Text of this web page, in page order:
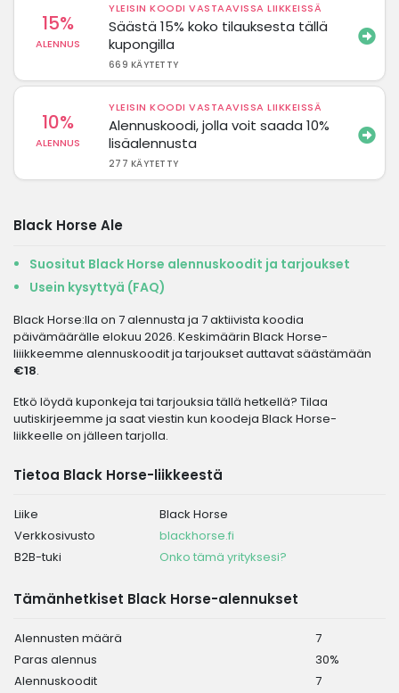
15%
ALENNUS
YLEISIN KOODI VASTAAVISSA LIIKKEISSÄ
Säästä 15% koko tilauksesta tällä
kupongilla
669 KÄYTETTY
10%
ALENNUS
YLEISIN KOODI VASTAAVISSA LIIKKEISSÄ
Alennuskoodi, jolla voit saada 10%
lisäalennusta
277 KÄYTETTY
Black Horse Ale
Suositut Black Horse alennuskoodit ja tarjoukset
Usein kysyttyä (FAQ)
Black Horse:lla on 7 alennusta ja 7 aktiivista koodia
päivämäärälle elokuu 2026. Keskimäärin Black Horse-
liiikkeemme alennuskoodit ja tarjoukset auttavat säästämään
€18.
Etkö löydä kuponkeja tai tarjouksia tällä hetkellä? Tilaa
uutiskirjeemme ja saat viestin kun koodeja Black Horse-
liikkeelle on jälleen tarjolla.
Tietoa Black Horse-liikkeestä
Liike
Black Horse
Verkkosivusto
blackhorse.fi
B2B-tuki
Onko tämä yrityksesi?
Tämänhetkiset Black Horse-alennukset
Alennusten määrä
7
Paras alennus
30%
Alennuskoodit
7